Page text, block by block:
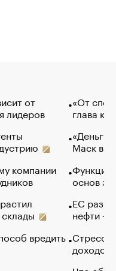
от
лидеров
компании
вредить
«От
глава
«Деньги
Маск в
Функции
основ
ЕС
нефти —
Стресс
доходов